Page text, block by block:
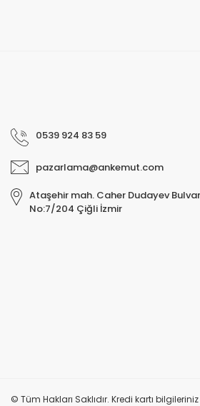
0539 924 83 59
pazarlama@ankemut.com
Ataşehir mah. Caher Dudayev
No:7/204 Çiğli İzmir
© Tüm Hakları Saklıdır. Kredi kartı